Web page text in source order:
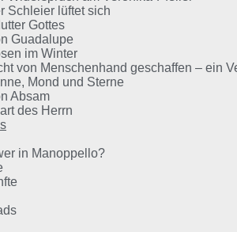
Schleier lüftet sich
Gottes
Guadalupe
im Winter
von Menschenhand geschaffen – ein
Mond und Sterne
Absam
des Herrn
in Manoppello?